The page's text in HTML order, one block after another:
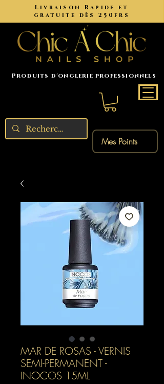
Livraison Rapide et
gratuite dès 250frs
Produits d'onglerie professionnels
Mes Points
MAR DE ROSAS - VERNIS
SEMI-PERMANENT -
INOCOS 15ML